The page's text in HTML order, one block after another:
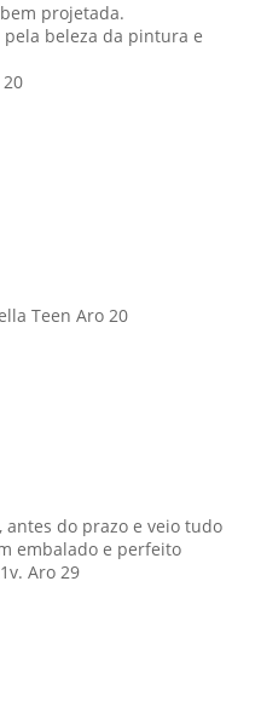
projetada.
beleza da pintura e
Teen Aro 20
do prazo e veio tudo
embalado e perfeito
Aro 29